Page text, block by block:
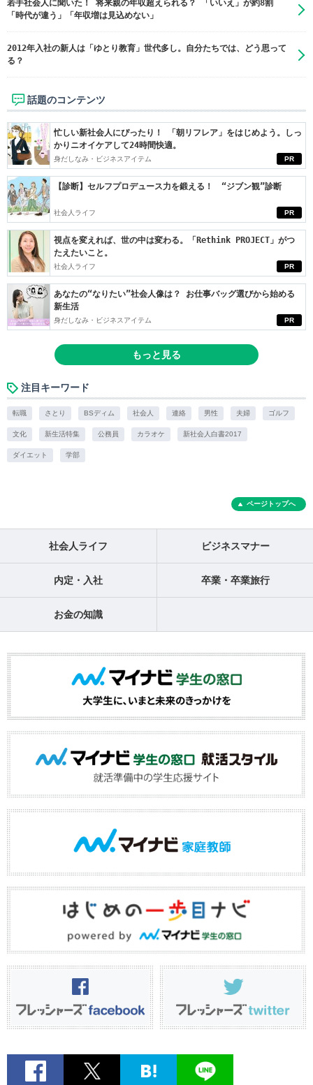
若手社会人に聞いた！ 将来親の年収超えられる？ 「いいえ」が約8割
「時代が違う」「年収増は見込めない」
2012年入社の新人は「ゆとり教育」世代多し。自分たちでは、どう思って
る？
話題のコンテンツ
PR
忙しい新社会人にぴったり！ 「朝リフレア」をはじめよう。しっ
かりニオイケアして24時間快適。
身だしなみ・ビジネスアイテム
PR
【診断】セルフプロデュース力を鍛える！ “ジブン観”診断
社会人ライフ
PR
視点を変えれば、世の中は変わる。「Rethink PROJECT」がつ
たえたいこと。
社会人ライフ
PR
あなたの“なりたい”社会人像は？ お仕事バッグ選びから始める
新生活
身だしなみ・ビジネスアイテム
もっと見る
注目キーワード
転職 さとり BSディム 社会人 連絡 男性 夫婦 ゴルフ
文化 新生活特集 公務員 カラオケ 新社会人白書2017
ダイエット 学部
ページトップへ
社会人ライフ ビジネスマナー
内定・入社 卒業・卒業旅行
お金の知識